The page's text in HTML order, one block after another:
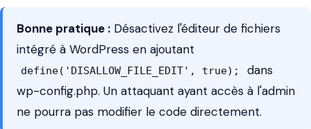
Bonne pratique : Désactivez l'éditeur de fichiers
intégré à WordPress en ajoutant
define('DISALLOW_FILE_EDIT', true);
dans
wp-config.php. Un attaquant ayant accès à l'admin
ne pourra pas modifier le code directement.